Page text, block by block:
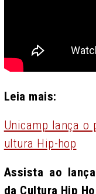
Leia mais:
Unicamp lança o
ultura Hip-hop
Assista ao
da Cultura Hip